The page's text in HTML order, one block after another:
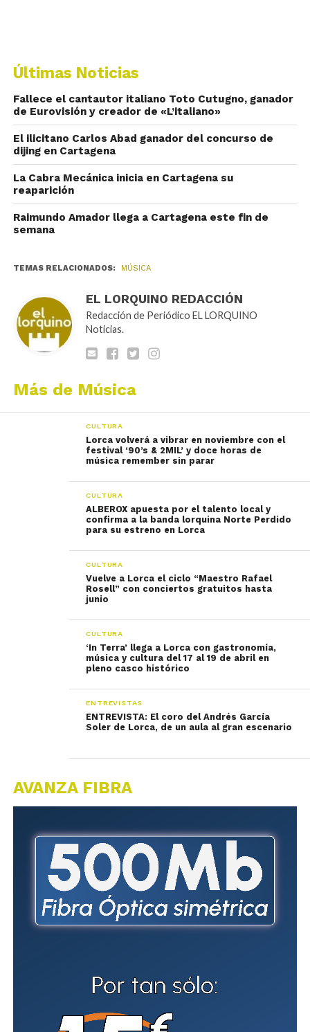
Últimas Noticias
Fallece el cantautor italiano Toto Cutugno, ganador
de Eurovisión y creador de «L’italiano»
El ilicitano Carlos Abad ganador del concurso de
dijing en Cartagena
La Cabra Mecánica inicia en Cartagena su
reaparición
Raimundo Amador llega a Cartagena este fin de
semana
TEMAS RELACIONADOS: MÚSICA
EL LORQUINO REDACCIÓN
Redacción de Periódico EL LORQUINO
Noticias.
Más de Música
CULTURA
Lorca volverá a vibrar en noviembre con el
festival ‘90’s & 2MIL’ y doce horas de
música remember sin parar
CULTURA
ALBEROX apuesta por el talento local y
confirma a la banda lorquina Norte Perdido
para su estreno en Lorca
CULTURA
Vuelve a Lorca el ciclo “Maestro Rafael
Rosell” con conciertos gratuitos hasta
junio
CULTURA
‘In Terra’ llega a Lorca con gastronomía,
música y cultura del 17 al 19 de abril en
pleno casco histórico
ENTREVISTAS
ENTREVISTA: El coro del Andrés García
Soler de Lorca, de un aula al gran escenario
AVANZA FIBRA